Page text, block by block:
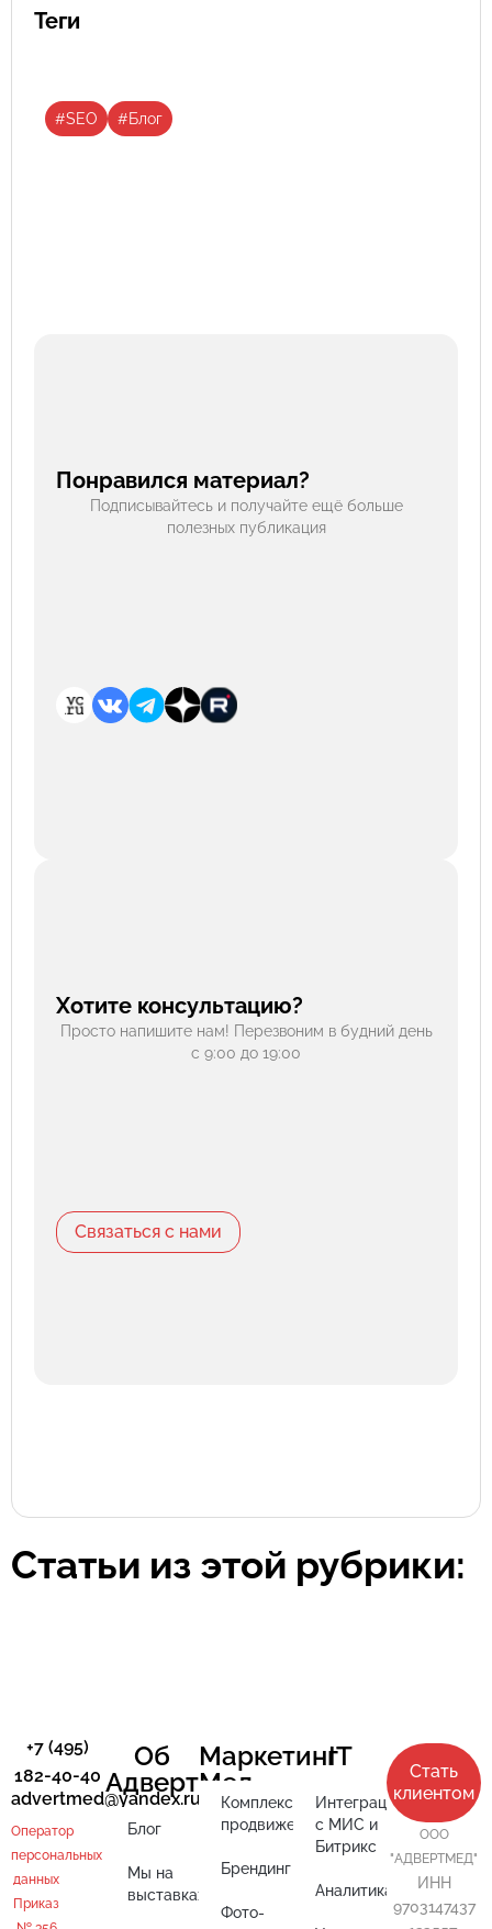
Теги
#SEO #Блог
Понравился материал?
Подписывайтесь и получайте ещё больше
полезных публикация
Хотите консультацию?
Просто напишите нам! Перезвоним в будний день
с 9:00 до 19:00
Связаться с нами
Статьи из этой рубрики:
+7 (495)
182-40-40
advertmed@yandex.ru
Оператор
персональных
данных
Приказ
Об
АдвертМед
Блог
Мы на
выставках
Маркетинг
Комплексное
продвижение
Брендинг
Фото-
IT
Интеграция
с МИС и
Битрикс
Аналитика
Стать
клиентом
ООО
"АДВЕРТМЕД"
ИНН
9703147437